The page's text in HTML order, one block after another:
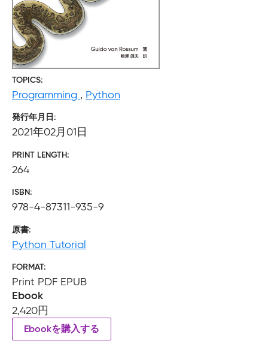
TOPICS
Programming , Python
発行年月日
2021年02月01日
PRINT LENGTH
264
ISBN
978-4-87311-935-9
原書
Python Tutorial
FORMAT
Print PDF EPUB
Ebook
2,420円
Ebookを購入する